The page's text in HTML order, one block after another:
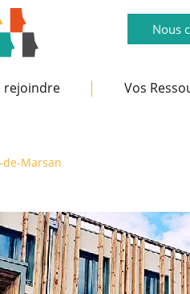
Nous
rejoindre Vos
Marsan